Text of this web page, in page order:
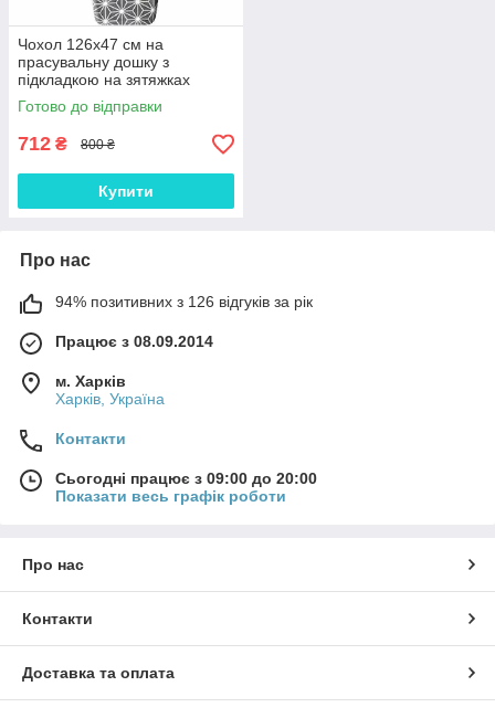
Чохол 126х47 см на
прасувальну дошку з
підкладкою на зятяжках
Laundry M Metallic (М42м)
Готово до відправки
712 ₴ 800 ₴
Купити
Про нас
94% позитивних з 126 відгуків за рік
Працює з 08.09.2014
м. Харків
Харків, Україна
Контакти
Сьогодні працює з 09:00 до 20:00
Показати весь графік роботи
Про нас
Контакти
Доставка та оплата